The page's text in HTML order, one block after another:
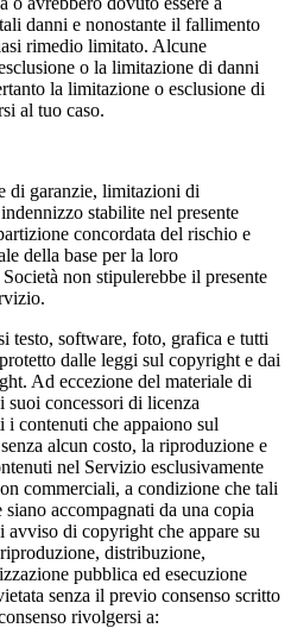
danni e nonostante il fallimento
rimedio limitato. Alcune
o la limitazione di danni
la limitazione o esclusione di
al tuo caso.
di garanzie, limitazioni di
stabilite nel presente
concordata del rischio e
della base per la loro
non stipulerebbe il presente
testo, software, foto, grafica e tutti
dalle leggi sul copyright e dai
Ad eccezione del materiale di
concessori di licenza
contenuti che appaiono sul
alcun costo, la riproduzione e
nel Servizio esclusivamente
commerciali, a condizione che tali
accompagnati da una copia
avviso di copyright che appare su
distribuzione,
pubblica ed esecuzione
senza il previo consenso scritto
rivolgersi a: